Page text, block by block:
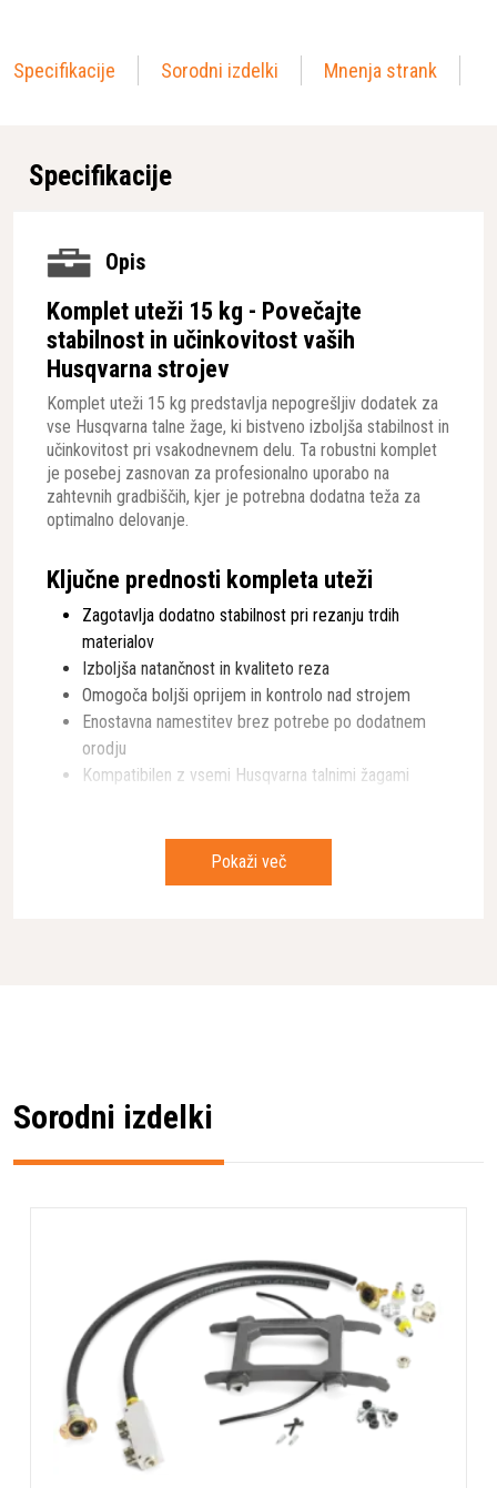
Specifikacije Sorodni izdelki Mnenja strank
Specifikacije
Opis
Komplet uteži 15 kg - Povečajte
stabilnost in učinkovitost vaših
Husqvarna strojev
Komplet uteži 15 kg predstavlja nepogrešljiv dodatek za
vse Husqvarna talne žage, ki bistveno izboljša stabilnost in
učinkovitost pri vsakodnevnem delu. Ta robustni komplet
je posebej zasnovan za profesionalno uporabo na
zahtevnih gradbiščih, kjer je potrebna dodatna teža za
optimalno delovanje.
Ključne prednosti kompleta uteži
Zagotavlja dodatno stabilnost pri rezanju trdih
materialov
Izboljša natančnost in kvaliteto reza
Omogoča boljši oprijem in kontrolo nad strojem
Enostavna namestitev brez potrebe po dodatnem
orodju
Kompatibilen z vsemi Husqvarna talnimi žagami
Komplet uteži je na voljo v dveh variacijah - standardni 15
izboljšali stabilnost stroja pri rezanju različnih materialov,
teža omogoča bolj enakomeren pritisk na površino, kar
Investicija v originalno Husqvarna dodatno opremo, kot je
ta komplet uteži, je naložba v kvaliteto in učinkovitost
vašega dela. Zagotovite si optimalne rezultate in
podaljšajte življenjsko dobo vaših strojev s profesionalno
opremo, zasnovano za najzahtevnejše delovne pogoje.
* Pridržujemo si pravico do napak na spletni strani tako v
slikovnem kot tekstovnem delu in zanje ne prevzemamo
Pokaži več
Sorodni izdelki